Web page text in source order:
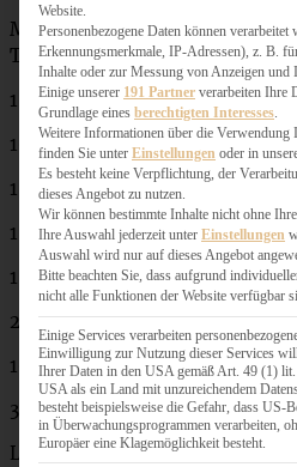
Menge reicht – je nach Größe –
Tannenbäume:
150 g weiche Butter
100 g Puderzucker
1 Ei
1 TLVanille-Paste
1 Prise Salz
225 g Weizenmehl
100 g gemahlene Mandeln
3 – 4 EL Sahne
Lebensmittelfarbe grün(ich
Website.
Personenbezogene Daten können verarbeitet
Erkennungsmerkmale, IP-Adressen), z. B.
Inhalte oder zur Messung von Anzeigen und
Einige unserer 191 Partner verarbeiten Ihre
Grundlage eines berechtigten Interesses
Weitere Informationen über die Verwendung
finden Sie unter Einstellungen oder in
Es besteht keine Verpflichtung, der
dieses Angebot zu nutzen.
Wir können bestimmte Inhalte nicht ohne
Ihre Auswahl jederzeit unter Einstellungen
Auswahl wird nur auf dieses Angebot
Bitte beachten Sie, dass aufgrund
nicht alle Funktionen der Website verfügbar
Einige Services verarbeiten
Einwilligung zur Nutzung dieser Services
Ihrer Daten in den USA gemäß Art. 49 (1)
USA als ein Land mit unzureichendem
besteht beispielsweise die Gefahr, dass US-
in Überwachungsprogrammen verarbeiten,
Europäer eine Klagemöglichkeit besteht.